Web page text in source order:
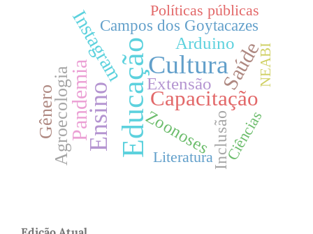
EducaçãoCultura
Ensino Capacitação
Pandemia Saúde
Instagram
Agroecologia
Gênero
Extensão
Zoonoses
Arduino
Inclusão
Campos dos Goytacazes
Políticas públicas
Ciências
Literatura
NEABI